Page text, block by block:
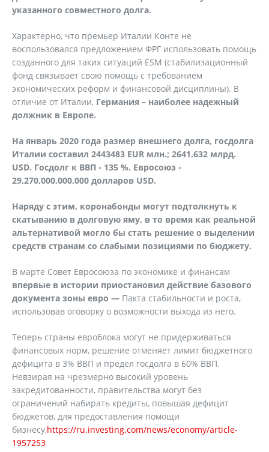
указанного совместного долга.
Характерно, что премьер Италии Конте не
воспользовался предложением ФРГ использовать помощь
созданного для таких ситуаций ESM (стабилизационный
фонд связывает свою помощь с требованием
экономических реформ и финансовой дисциплины). В
отличие от Италии, Германия – наиболее надежный
должник в Европе.
На январь 2020 года размер внешнего долга, госдолга
Италии составил 2443483 EUR млн.; 2641.632 млрд.
USD. Госдолг к ВВП - 135 %. Евроcоюз -
29,270,000,000,000 долларов USD.
Наряду с этим, коронабонды могут подтолкнуть к
скатыванию в долговую яму, в то время как реальной
альтернативой могло бы стать решение о выделении
средств странам со слабыми позициями по бюджету.
В марте Совет Евросоюза по экономике и финансам
впервые в истории приостановил действие базового
документа зоны евро — Пакта стабильности и роста,
использовав оговорку о возможности выхода из него.
Теперь страны евроблока могут не придерживаться
финансовых норм, решение отменяет лимит бюджетного
дефицита в 3% ВВП и предел госдолга в 60% ВВП.
Невзирая на чрезмерно высокий уровень
закредитованности, правительства могут без
ограничений набирать кредиты, повышая дефицит
бюджетов, для предоставления помощи
бизнесу,https://ru.investing.com/news/economy/article-
1957253